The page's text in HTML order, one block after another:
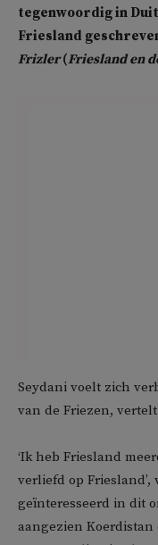
tegenwoordig in
Friesland
Frizler(Friesland en
Seydani voelt zich
van de Friezen,
‘Ik heb Friesland
verliefd op
geïnteresseerd in dit
aangezien